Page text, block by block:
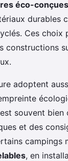
éco-conçues
durables
Ces choix
constructions
adoptent
souvent bien
et des
campings
, en